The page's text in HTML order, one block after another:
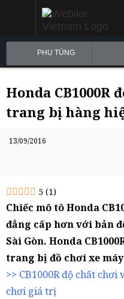
PHỤ TÙNG
Honda
trang bị hàng
13/09/2016
5 (1)
Chiếc mô tô Honda
đẳng cấp hơn với bản
Sài Gòn. Honda
trang bị đồ chơi xe
>> CB1000R độ chất
chơi giá trị